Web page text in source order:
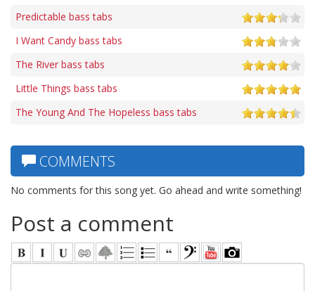
Predictable bass tabs
I Want Candy bass tabs
The River bass tabs
Little Things bass tabs
The Young And The Hopeless bass tabs
COMMENTS
No comments for this song yet. Go ahead and write something!
Post a comment